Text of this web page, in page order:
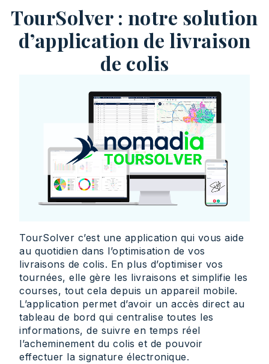
TourSolver : notre solution
d’application de livraison
de colis
TourSolver c’est une application qui vous aide
au quotidien dans l’optimisation de vos
livraisons de colis. En plus d’optimiser vos
tournées, elle gère les livraisons et simplifie les
courses, tout cela depuis un appareil mobile.
L’application permet d’avoir un accès direct au
tableau de bord qui centralise toutes les
informations, de suivre en temps réel
l’acheminement du colis et de pouvoir
effectuer la signature électronique.